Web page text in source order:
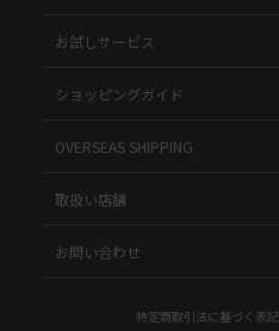
お試しサービス
ショッピングガイド
OVERSEAS SHIPPING
取扱い店舗
お問い合わせ
特定商取引法に基づく表記